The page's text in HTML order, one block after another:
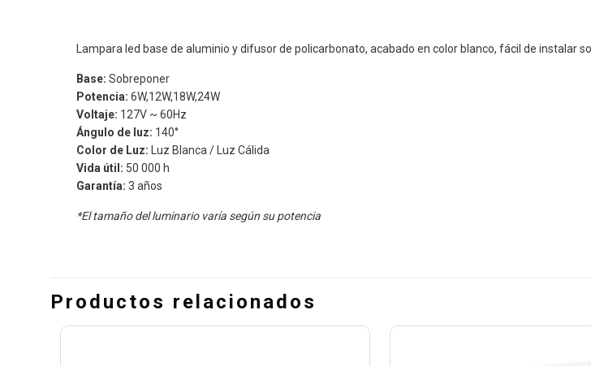
Lampara led base de aluminio y difusor de policarbonato, acabado en color blanco, fácil de instalar
Base: Sobreponer
Potencia: 6W,12W,18W,24W
Voltaje: 127V ~ 60Hz
Ángulo de luz: 140°
Color de Luz:
Luz Blanca / Luz Cálida
Vida útil: 50 000 h
Garantía: 3 años
*El tamaño del luminario varía según su potencia
Productos relacionados